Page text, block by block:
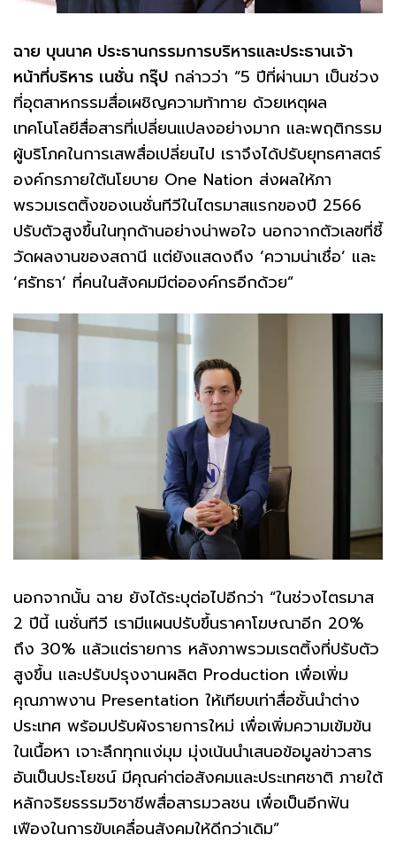
ฉาย บุนนาค ประธานกรรมการบริหารและประธานเจ้า
หน้าที่บริหาร เนชั่น กรุ๊ป กล่าวว่า “5 ปีที่ผ่านมา เป็นช่วง
ที่อุตสาหกรรมสื่อเผชิญความท้าทาย ด้วยเหตุผล
เทคโนโลยีสื่อสารที่เปลี่ยนแปลงอย่างมาก และพฤติกรรม
ผู้บริโภคในการเสพสื่อเปลี่ยนไป เราจึงได้ปรับยุทธศาสตร์
องค์กรภายใต้นโยบาย One Nation ส่งผลให้ภา
พรวมเรตติ้งของเนชั่นทีวีในไตรมาสแรกของปี 2566
ปรับตัวสูงขึ้นในทุกด้านอย่างน่าพอใจ นอกจากตัวเลขที่ชี้
วัดผลงานของสถานี แต่ยังแสดงถึง ‘ความน่าเชื่อ’ และ
‘ศรัทธา’ ที่คนในสังคมมีต่อองค์กรอีกด้วย”
นอกจากนั้น ฉาย ยังได้ระบุต่อไปอีกว่า “ในช่วงไตรมาส
2 ปีนี้ เนชั่นทีวี เรามีแผนปรับขึ้นราคาโฆษณาอีก 20%
ถึง 30% แล้วแต่รายการ หลังภาพรวมเรตติ้งที่ปรับตัว
สูงขึ้น และปรับปรุงงานผลิต Production เพื่อเพิ่ม
คุณภาพงาน Presentation ให้เทียบเท่าสื่อชั้นนำต่าง
ประเทศ พร้อมปรับผังรายการใหม่ เพื่อเพิ่มความเข้มข้น
ในเนื้อหา เจาะลึกทุกแง่มุม มุ่งเน้นนำเสนอข้อมูลข่าวสาร
อันเป็นประโยชน์ มีคุณค่าต่อสังคมและประเทศชาติ ภายใต้
หลักจริยธรรมวิชาชีพสื่อสารมวลชน เพื่อเป็นอีกฟัน
เฟืองในการขับเคลื่อนสังคมให้ดีกว่าเดิม”